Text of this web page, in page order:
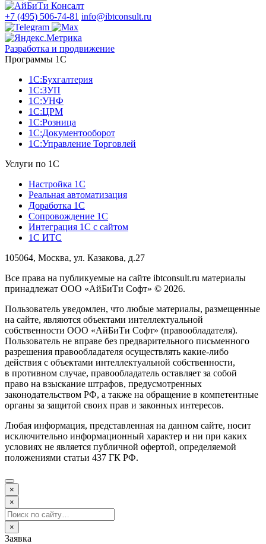
+7 (495) 506-74-81 info@ibtconsult.ru
Разработка и продвижение
Программы 1С
1С:Бухгалтерия
1С:ЗУП
1С:УНФ
1С:ЦРМ
1С:Розница
1С:Документооборот
1С:Управление Торговлей
Услуги по 1С
Настройка 1С
Реальная автоматизация
Доработка 1С
Сопровождение 1С
Интеграция 1С с сайтом
1С ИТС
105064, Москва, ул. Казакова, д.27
Все права на публикуемые на сайте ibtconsult.ru материалы
принадлежат ООО «АйБиТи Софт» © 2026.
Пользователь уведомлен, что любые материалы, размещенные
на сайте, являются объектами интеллектуальной
собственности ООО «АйБиТи Софт» (правообладателя).
Пользователь не вправе без предварительного письменного
разрешения правообладателя осуществлять какие-либо
действия с объектами интеллектуальной собственности,
в противном случае, правообладатель оставляет за собой
право на взыскание штрафов, предусмотренных
законодательством РФ, а также на обращение в компетентные
органы за защитой своих прав и законных интересов.
Любая информация, представленная на данном сайте, носит
исключительно информационный характер и ни при каких
условиях не является публичной офертой, определяемой
положениями статьи 437 ГК РФ.
×
×
×
Заявка